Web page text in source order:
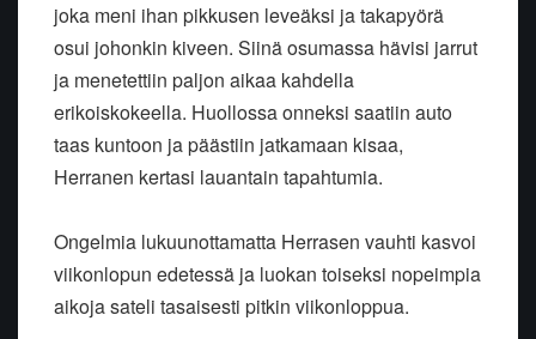
joka meni ihan pikkusen leveäksi ja takapyörä
osui johonkin kiveen. Siinä osumassa hävisi jarrut
ja menetettiin paljon aikaa kahdella
erikoiskokeella. Huollossa onneksi saatiin auto
taas kuntoon ja päästiin jatkamaan kisaa,
Herranen kertasi lauantain tapahtumia.
Ongelmia lukuunottamatta Herrasen vauhti kasvoi
viikonlopun edetessä ja luokan toiseksi nopeimpia
aikoja sateli tasaisesti pitkin viikonloppua.